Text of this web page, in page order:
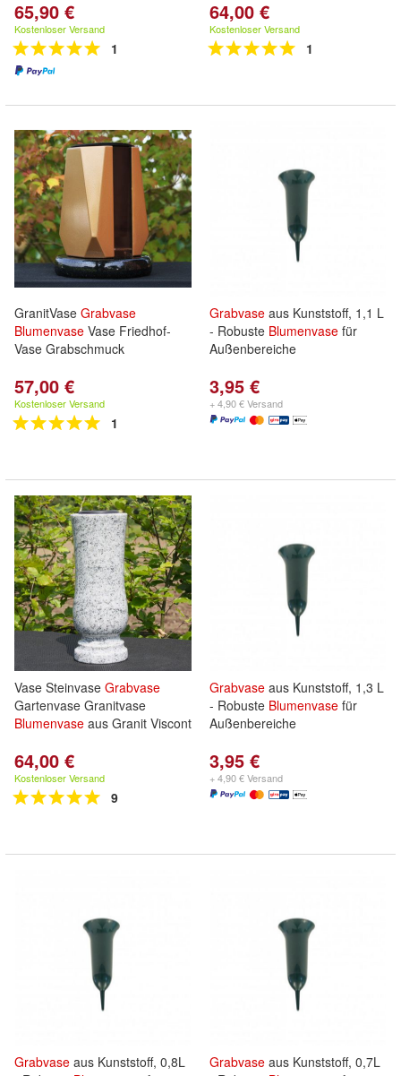
65,90 €
Kostenloser Versand
1
64,00 €
Kostenloser Versand
1
GranitVase Grabvase
Blumenvase Vase Friedhof-
Vase Grabschmuck
57,00 €
Kostenloser Versand
1
Grabvase aus Kunststoff, 1,1 L
- Robuste Blumenvase für
Außenbereiche
3,95 €
+ 4,90 € Versand
Vase Steinvase Grabvase
Gartenvase Granitvase
Blumenvase aus Granit Viscont
64,00 €
Kostenloser Versand
9
Grabvase aus Kunststoff, 1,3 L
- Robuste Blumenvase für
Außenbereiche
3,95 €
+ 4,90 € Versand
Grabvase aus Kunststoff, 0,8L
Grabvase aus Kunststoff, 0,7L